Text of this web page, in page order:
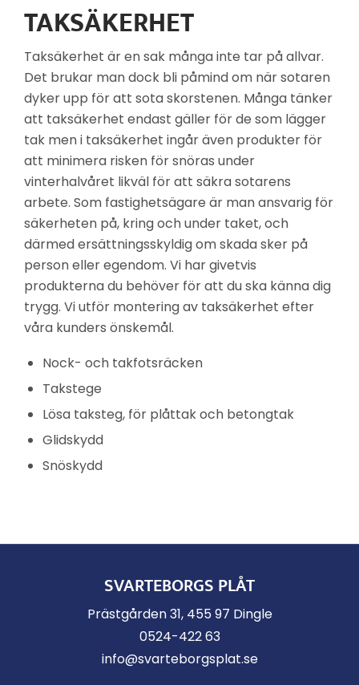
TAKSÄKERHET
Taksäkerhet är en sak många inte tar på allvar.
Det brukar man dock bli påmind om när sotaren
dyker upp för att sota skorstenen. Många tänker
att taksäkerhet endast gäller för de som lägger
tak men i taksäkerhet ingår även produkter för
att minimera risken för snöras under
vinterhalvåret likväl för att säkra sotarens
arbete. Som fastighetsägare är man ansvarig för
säkerheten på, kring och under taket, och
därmed ersättningsskyldig om skada sker på
person eller egendom. Vi har givetvis
produkterna du behöver för att du ska känna dig
trygg. Vi utför montering av taksäkerhet efter
våra kunders önskemål.
Nock- och takfotsräcken
Takstege
Lösa taksteg, för plåttak och betongtak
Glidskydd
Snöskydd
SVARTEBORGS PLÅT
Prästgården 31, 455 97 Dingle
0524-422 63
info@svarteborgsplat.se